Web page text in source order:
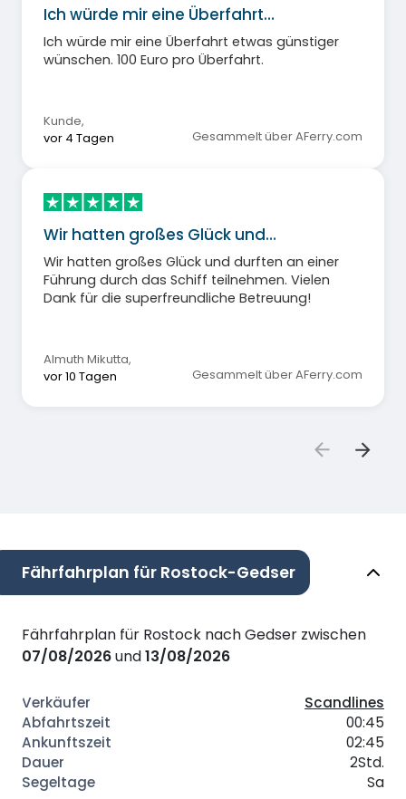
Ich würde mir eine Überfahrt…
Ich würde mir eine Überfahrt etwas günstiger
wünschen. 100 Euro pro Überfahrt.
Kunde,
vor 4 Tagen
Gesammelt über AFerry.com
Wir hatten großes Glück und…
Wir hatten großes Glück und durften an einer
Führung durch das Schiff teilnehmen. Vielen
Dank für die superfreundliche Betreuung!
Almuth Mikutta,
vor 10 Tagen
Gesammelt über AFerry.com
Fährfahrplan für Rostock-Gedser
Fährfahrplan für Rostock nach Gedser zwischen
07/08/2026und13/08/2026
Scandlines
00:45
02:45
2Std.
Sa